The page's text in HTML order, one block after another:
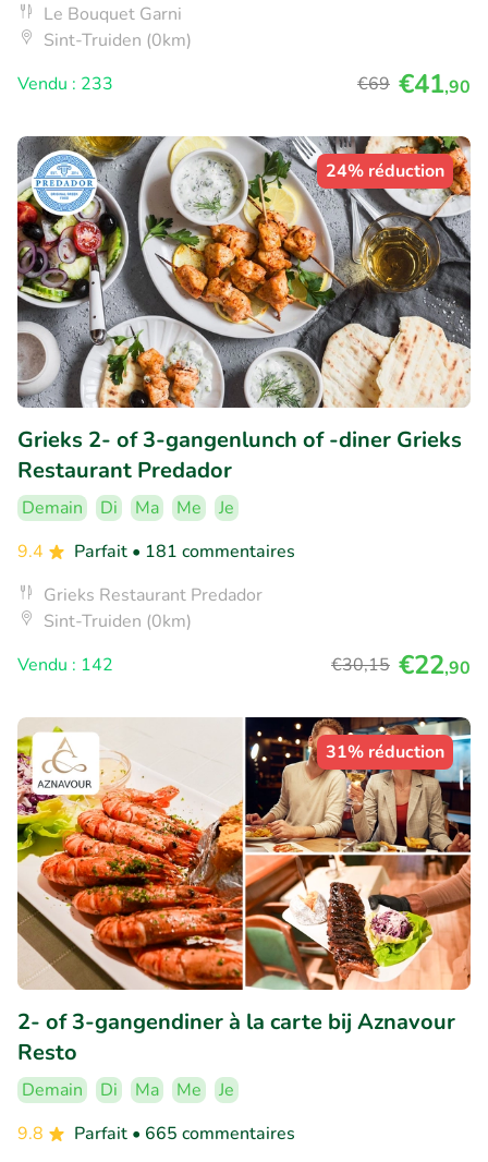
Le Bouquet Garni
Sint-Truiden (0km)
Vendu : 233
€69 €41,90
24% réduction
Grieks 2- of 3-gangenlunch of -diner Grieks
Restaurant Predador
Demain Di Ma Me
Je
9.4
Parfait • 181 commentaires
Grieks Restaurant Predador
Sint-Truiden (0km)
Vendu : 142
€30,15 €22,90
31% réduction
2- of 3-gangendiner à la carte bij Aznavour
Resto
Demain Di Ma Me
Je
9.8
Parfait • 665 commentaires